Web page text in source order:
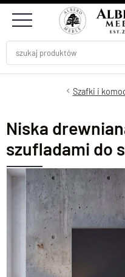
Szafki i
Niska
szufladami do